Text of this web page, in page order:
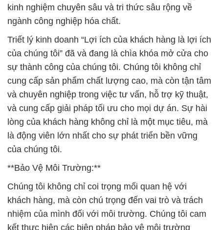
kinh nghiệm chuyên sâu và tri thức sâu rộng về
ngành công nghiệp hóa chất.
Triết lý kinh doanh “Lợi ích của khách hàng là lợi ích
của chúng tôi” đã và đang là chìa khóa mở cửa cho
sự thành công của chúng tôi. Chúng tôi không chỉ
cung cấp sản phẩm chất lượng cao, mà còn tận tâm
và chuyên nghiệp trong việc tư vấn, hỗ trợ kỹ thuật,
và cung cấp giải pháp tối ưu cho mọi dự án. Sự hài
lòng của khách hàng không chỉ là một mục tiêu, mà
là động viên lớn nhất cho sự phát triển bền vững
của chúng tôi.
**Bảo Vệ Môi Trường:**
Chúng tôi không chỉ coi trọng mối quan hệ với
khách hàng, mà còn chú trọng đến vai trò và trách
nhiệm của mình đối với môi trường. Chúng tôi cam
kết thực hiện các biện pháp bảo vệ môi trường